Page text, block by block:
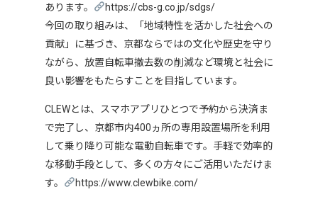
あります。
https://cbs-g.co.jp/sdgs/
今回の取り組みは、「地域特性を活かした社会への
貢献」に基づき、京都ならではの文化や歴史を守り
ながら、放置自転車撤去数の削減など環境と社会に
良い影響をもたらすことを目指しています。
CLEWとは、スマホアプリひとつで予約から決済ま
で完了し、京都市内400ヵ所の専用設置場所を利用
して乗り降り可能な電動自転車です。 手軽で効率的
な移動手段として、多くの方々にご活用いただけま
す。
https://www.clewbike.com/